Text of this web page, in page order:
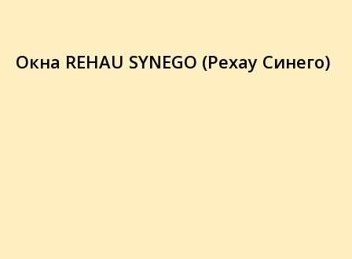
Окна REHAU SYNEGO (Рехау Синего)